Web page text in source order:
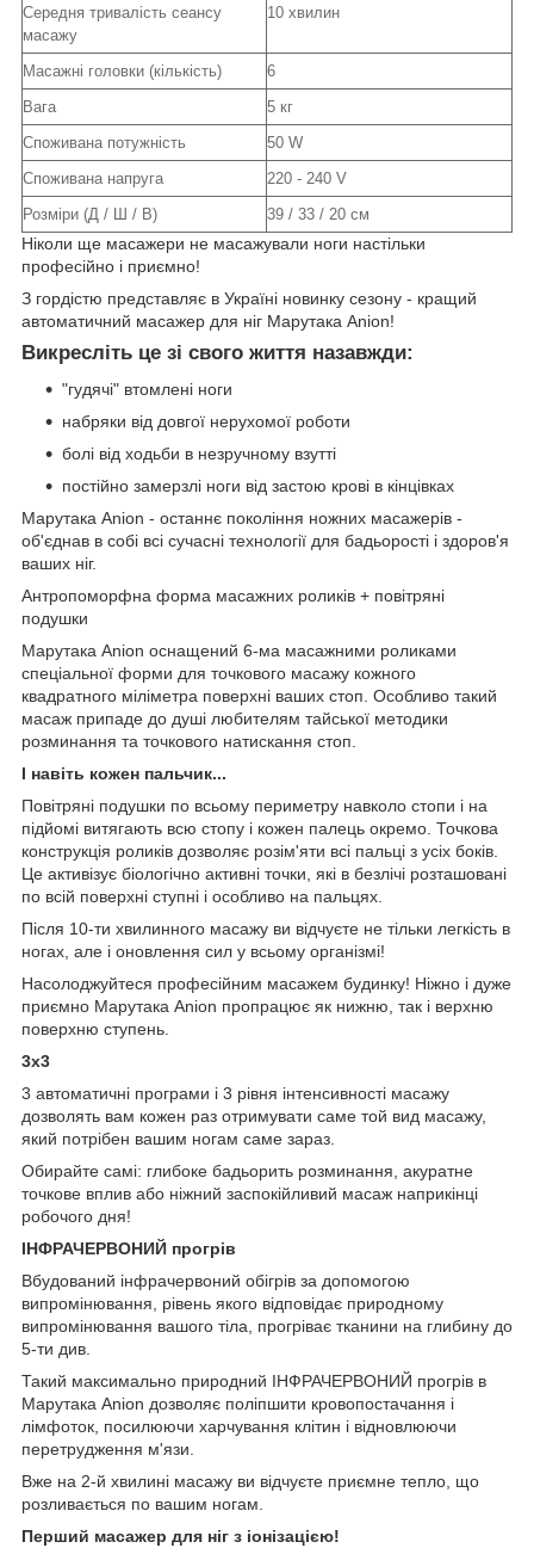
Середня тривалість сеансу
масажу
10 хвилин
Масажні головки (кількість)
6
Вага
5 кг
Споживана потужність
50 W
Споживана напруга
220 - 240 V
Розміри (Д / Ш / В)
39 / 33 / 20 см
Ніколи ще масажери не масажували ноги настільки
професійно і приємно!
З гордістю представляє в Україні новинку сезону - кращий
автоматичний масажер для ніг Марутака Anion!
Викресліть це зі свого життя назавжди:
"гудячі" втомлені ноги
набряки від довгої нерухомої роботи
болі від ходьби в незручному взутті
постійно замерзлі ноги від застою крові в кінцівках
Марутака Anion - останнє покоління ножних масажерів -
об'єднав в собі всі сучасні технології для бадьорості і здоров'я
ваших ніг.
Антропоморфна форма масажних роликів + повітряні
подушки
Марутака Anion оснащений 6-ма масажними роликами
спеціальної форми для точкового масажу кожного
квадратного міліметра поверхні ваших стоп. Особливо такий
масаж припаде до душі любителям тайської методики
розминання та точкового натискання стоп.
І навіть кожен пальчик...
Повітряні подушки по всьому периметру навколо стопи і на
підйомі витягають всю стопу і кожен палець окремо. Точкова
конструкція роликів дозволяє розім'яти всі пальці з усіх боків.
Це активізує біологічно активні точки, які в безлічі розташовані
по всій поверхні ступні і особливо на пальцях.
Після 10-ти хвилинного масажу ви відчуєте не тільки легкість в
ногах, але і оновлення сил у всьому організмі!
Насолоджуйтеся професійним масажем будинку! Ніжно і дуже
приємно Марутака Anion пропрацює як нижню, так і верхню
поверхню ступень.
3х3
3 автоматичні програми і 3 рівня інтенсивності масажу
дозволять вам кожен раз отримувати саме той вид масажу,
який потрібен вашим ногам саме зараз.
Обирайте самі: глибоке бадьорить розминання, акуратне
точкове вплив або ніжний заспокійливий масаж наприкінці
робочого дня!
ІНФРАЧЕРВОНИЙ прогрів
Вбудований інфрачервоний обігрів за допомогою
випромінювання, рівень якого відповідає природному
випромінювання вашого тіла, прогріває тканини на глибину до
5-ти див.
Такий максимально природний ІНФРАЧЕРВОНИЙ прогрів в
Марутака Anion дозволяє поліпшити кровопостачання і
лімфоток, посилюючи харчування клітин і відновлюючи
перетрудження м'язи.
Вже на 2-й хвилині масажу ви відчуєте приємне тепло, що
розливається по вашим ногам.
Перший масажер для ніг з іонізацією!